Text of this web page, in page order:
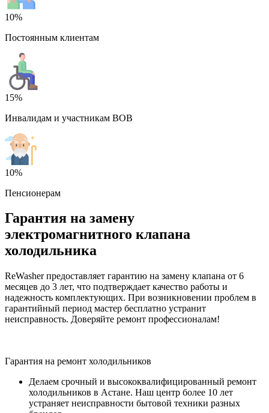
10%
Постоянным клиентам
15%
Инвалидам и участникам ВОВ
10%
Пенсионерам
Гарантия на замену
электромагнитного клапана
холодильника
ReWasher предоставляет гарантию на замену клапана от 6
месяцев до 3 лет, что подтверждает качество работы и
надежность комплектующих. При возникновении проблем в
гарантийный период мастер бесплатно устранит
неисправность. Доверяйте ремонт профессионалам!
Гарантия на ремонт холодильников
Делаем срочный и высококвалифицированный ремонт
холодильников в Астане. Наш центр более 10 лет
устраняет неисправности бытовой техники разных